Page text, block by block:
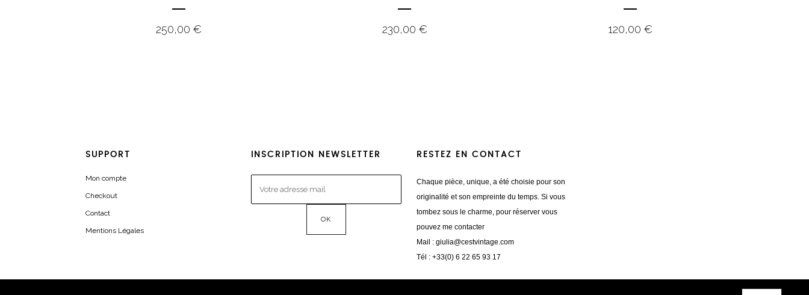
250,00 € 230,00 € 120,00 €
SUPPORT
Mon compte
Checkout
Contact
Mentions Légales
INSCRIPTION NEWSLETTER RESTEZ EN CONTACT
Chaque pièce, unique, a été choisie pour son
originalité et son empreinte du temps. Si vous
tombez sous le charme, pour réserver vous
pouvez me contacter
Mail : giulia@cestvintage.com
Tél : +33(0) 6 22 65 93 17